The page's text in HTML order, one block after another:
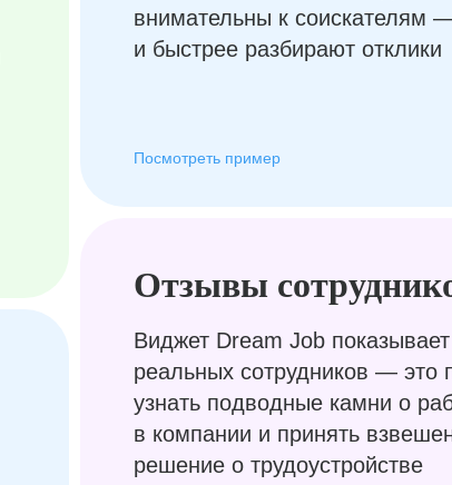
Отзывы
Виджет Dream Job
реальных сотрудников — это
узнать подводные камни о
в компании и принять
решение о трудоустройстве
внимательны к соискателям
и быстрее разбирают отклики
Посмотреть пример